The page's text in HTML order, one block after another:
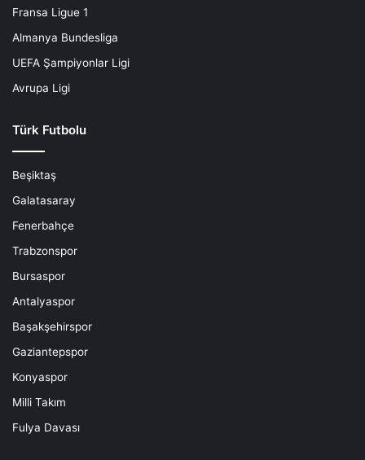
n
!
.
Fransa Ligue 1
Almanya Bundesliga
UEFA Şampiyonlar Ligi
Avrupa Ligi
Türk Futbolu
Beşiktaş
Galatasaray
Fenerbahçe
Trabzonspor
Bursaspor
Antalyaspor
Başakşehirspor
Gaziantepspor
Konyaspor
Milli Takım
Fulya Davası